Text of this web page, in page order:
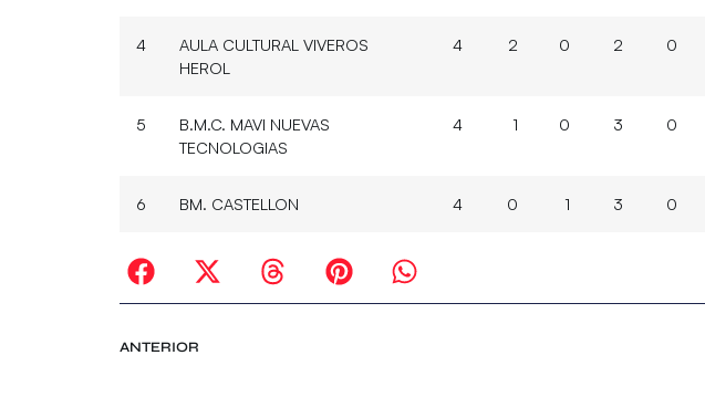
4
AULA CULTURAL VIVEROS
HEROL
4 2 0 2 0
5
B.M.C. MAVI NUEVAS
TECNOLOGIAS
4 1 0 3 0
6 BM. CASTELLON 4 0 1 3 0
ANTERIOR